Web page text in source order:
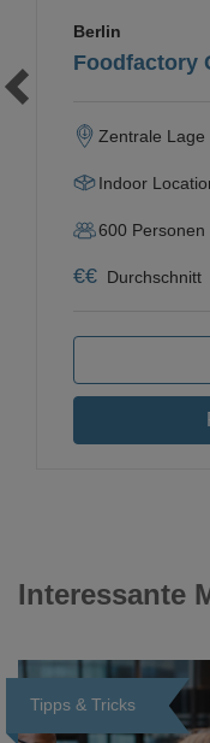
Foodfactory
Berlin
Zentrale Lage
Indoor
600 Personen
€€ Durchschnitt
Interessante
Tipps & Tricks